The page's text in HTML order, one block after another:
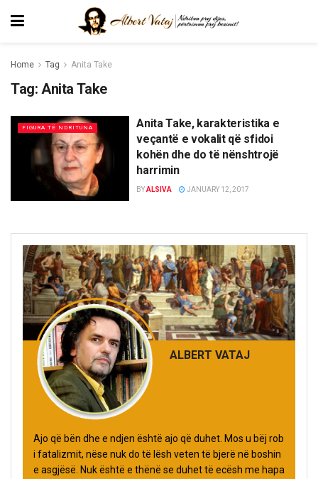
Home Tag Anita Take
Tag: Anita Take
FIGURA TË NDRITUNA
Anita Take, karakteristika e
veçantë e vokalit që sfidoi
kohën dhe do të nënshtrojë
harrimin
BYALSIVA JANUARY 12, 2017
ALBERT VATAJ
Ajo që bën dhe e ndjen është ajo që duhet. Mos u bëj rob
i fatalizmit, nëse nuk do të lësh veten të bjerë në boshin
e asgjësë. Nuk është e thënë se duhet të ecësh me hapa